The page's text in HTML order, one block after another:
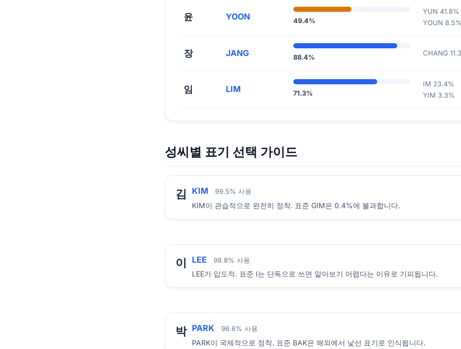
윤 YOON 49.4%
YUN 41.8%
YOUN
장 JANG 88.4%
CHANG
임 LIM 71.3%
IM 23.4%
YIM 3.3%
성씨별 표기 선택 가이드
김 KIM 99.5% 사용
KIM이 관습적으로 완전히 정착. 표준 GIM은 0.4%에 불과합니다.
이 LEE 98.8% 사용
LEE가 압도적. 표준 I는 단독으로 쓰면 알아보기 어렵다는 이유로 기피됩니다.
박 PARK 96.6% 사용
PARK이 국제적으로 정착. 표준 BAK은 해외에서 낯선 표기로 인식됩니다.